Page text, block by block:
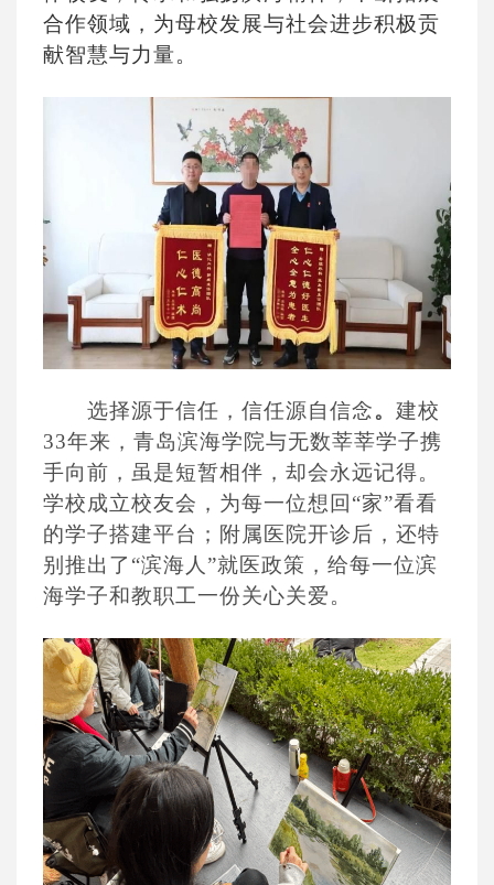
合作领域，为母校发展与社会进步积极贡
献智慧与力量。
选择源于信任，信任源自信念。 建校
33年来，青岛滨海学院与无数莘莘学子携
手向前，虽是短暂相伴，却会永远记得。
学校成立校友会，为每一位想回“家”看看
的学子搭建平台；附属医院开诊后，还特
别推出了“滨海人”就医政策，给每一位滨
海学子和教职工一份关心关爱。